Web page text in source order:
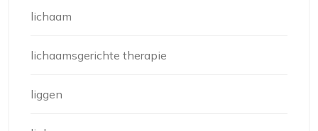
lichaam
lichaamsgerichte therapie
liggen